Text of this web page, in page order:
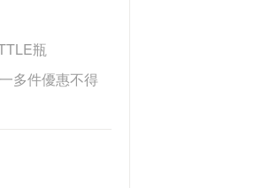
瓶
多件優惠不得